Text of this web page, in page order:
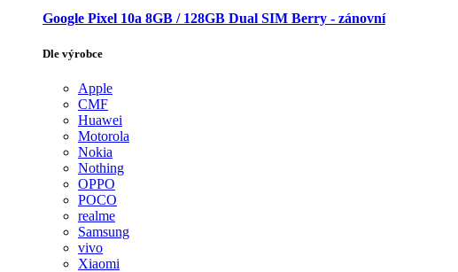
Google Pixel 10a 8GB / 128GB Dual SIM Berry - zánovní
Dle výrobce
Apple
CMF
Huawei
Motorola
Nokia
Nothing
OPPO
POCO
realme
Samsung
vivo
Xiaomi